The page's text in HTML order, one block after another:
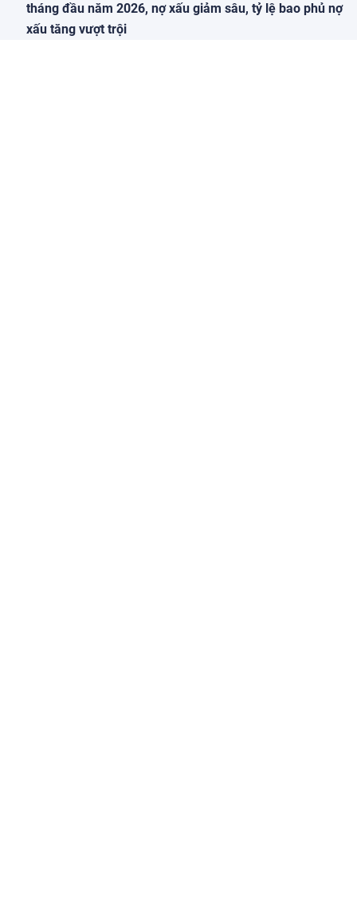
tháng đầu năm 2026, nợ xấu giảm sâu, tỷ lệ bao phủ nợ
xấu tăng vượt trội